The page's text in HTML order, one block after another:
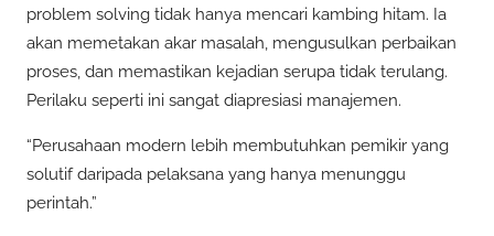
problem solving tidak hanya mencari kambing hitam. Ia
akan memetakan akar masalah, mengusulkan perbaikan
proses, dan memastikan kejadian serupa tidak terulang.
Perilaku seperti ini sangat diapresiasi manajemen.
“Perusahaan modern lebih membutuhkan pemikir yang
solutif daripada pelaksana yang hanya menunggu
perintah.”